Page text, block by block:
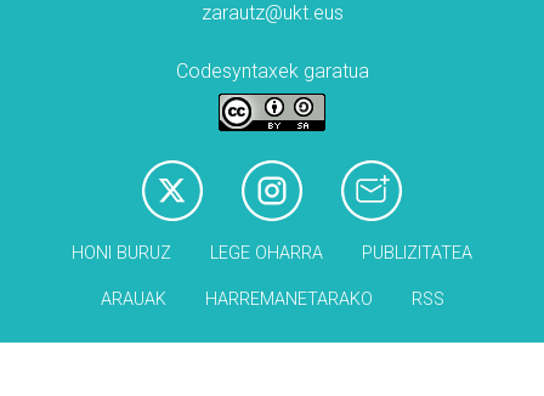
zarautz@ukt.eus
Codesyntaxek garatua
HONI BURUZ LEGE OHARRA PUBLIZITATEA
ARAUAK HARREMANETARAKO RSS